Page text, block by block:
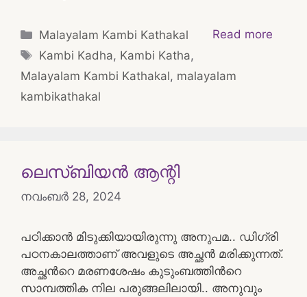
Read more
Categories
Malayalam Kambi Kathakal
Tags
Kambi Kadha, Kambi Katha,
Malayalam Kambi Kathakal, malayalam
kambikathakal
ലെസ്ബിയൻ ആന്റി
നവംബർ 28, 2024
പഠിക്കാൻ മിടുക്കിയായിരുന്നു അനുപമ.. ഡിഗ്രി
പഠനകാലത്താണ് അവളുടെ അച്ഛൻ മരിക്കുന്നത്.
അച്ഛൻറെ മരണശേഷം കുടുംബത്തിൻറെ
സാമ്പത്തിക നില പരുങ്ങലിലായി.. അനുവും